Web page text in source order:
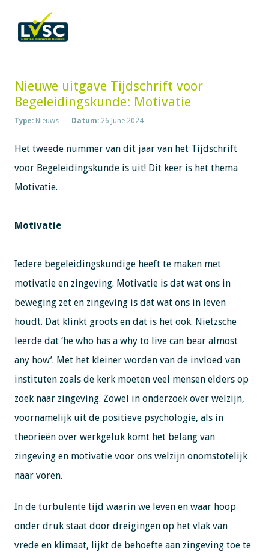
Nieuwe uitgave Tijdschrift voor
Begeleidingskunde: Motivatie
Type: Nieuws Datum: 26 June 2024
Het tweede nummer van dit jaar van het Tijdschrift
voor Begeleidingskunde is uit! Dit keer is het thema
Motivatie.
Motivatie
Iedere begeleidingskundige heeft te maken met
motivatie en zingeving. Motivatie is dat wat ons in
beweging zet en zingeving is dat wat ons in leven
houdt. Dat klinkt groots en dat is het ook. Nietzsche
leerde dat ‘he who has a why to live can bear almost
any how’. Met het kleiner worden van de invloed van
instituten zoals de kerk moeten veel mensen elders op
zoek naar zingeving. Zowel in onderzoek over welzijn,
voornamelijk uit de positieve psychologie, als in
theorieën over werkgeluk komt het belang van
zingeving en motivatie voor ons welzijn onomstotelijk
naar voren.
In de turbulente tijd waarin we leven en waar hoop
onder druk staat door dreigingen op het vlak van
vrede en klimaat, lijkt de behoefte aan zingeving toe te